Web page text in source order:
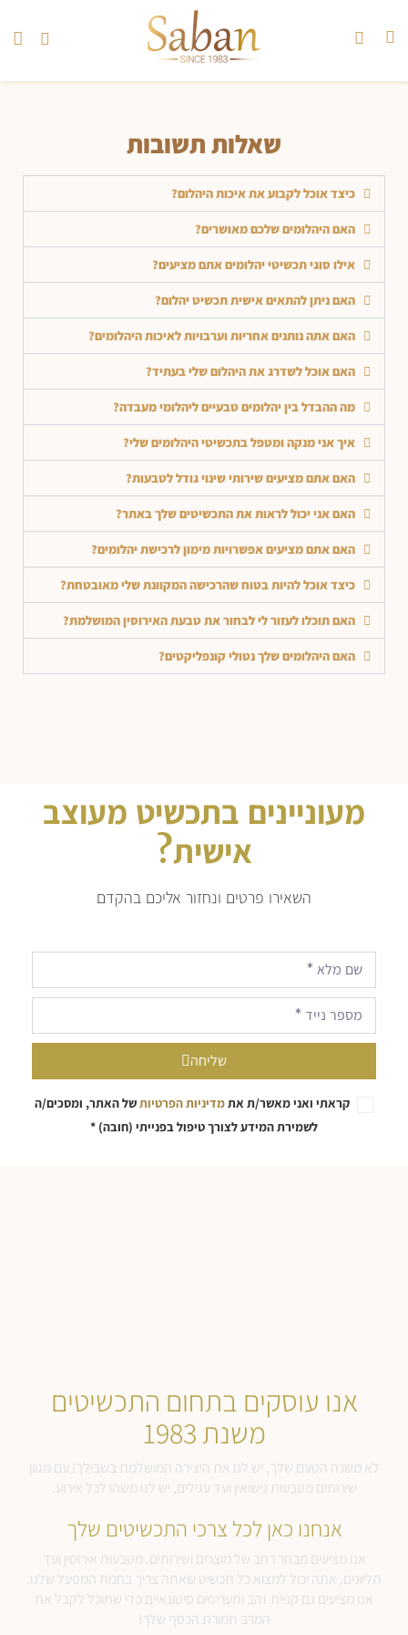
שאלות תשובות
כיצד אוכל לקבוע את איכות היהלום?
האם היהלומים שלכם מאושרים?
אילו סוגי תכשיטי יהלומים אתם מציעים?
האם ניתן להתאים אישית תכשיט יהלום?
האם אתה נותנים אחריות וערבויות לאיכות היהלומים?
האם אוכל לשדרג את היהלום שלי בעתיד?
מה ההבדל בין יהלומים טבעיים ליהלומי מעבדה?
איך אני מנקה ומטפל בתכשיטי היהלומים שלי?
האם אתם מציעים שירותי שינוי גודל לטבעות?
האם אני יכול לראות את התכשיטים שלך באתר?
האם אתם מציעים אפשרויות מימון לרכישת יהלומים?
כיצד אוכל להיות בטוח שהרכישה המקוונת שלי מאובטחת?
האם תוכלו לעזור לי לבחור את טבעת האירוסין המושלמת?
האם היהלומים שלך נטולי קונפליקטים?
מעוניינים בתכשיט מעוצב
אישית?
השאירו פרטים ונחזור אליכם בהקדם
שליחה
קראתי ואני מאשר/ת אתמדיניות הפרטיותשל האתר, ומסכים/ה
לשמירת המידע לצורך טיפול בפנייתי (חובה) *
אנו עוסקים בתחום התכשיטים
משנת 1983
לא משנה הטעם שלך, יש לנו את היצירה המושלמת בשבילך! עם מגוון
שירותים מטבעות נישואין ועד עגילים, יש לנו משהו לכל אירוע.
אנחנו כאן לכל צרכי התכשיטים שלך
אנו מציעים מבחר רחב של מוצרים ושירותים. מטבעות אירוסין ועד
תליונים, אתה יכול למצוא כל תכשיט שאתה צריך בחנות המפעל שלנו.
אנו מציעים גם קניית זהב ותעריפים סיטונאיים כדי שתוכל לקבל את
המרב תמורת הכסף שלך!